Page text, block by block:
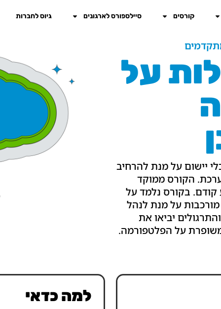
קורסים סיילספורס לארגונים גיוס לחברות
על
יישום על מנת להרחיב
הקורס ממוקד
קודם. בקורס נלמד על
על מנת לנהל
יביאו את
על הפלטפורמה.
למה כדאי